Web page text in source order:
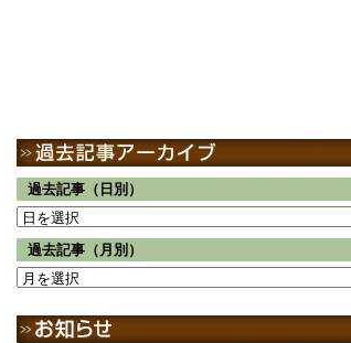
過去記事（日別）
過去記事（月別）